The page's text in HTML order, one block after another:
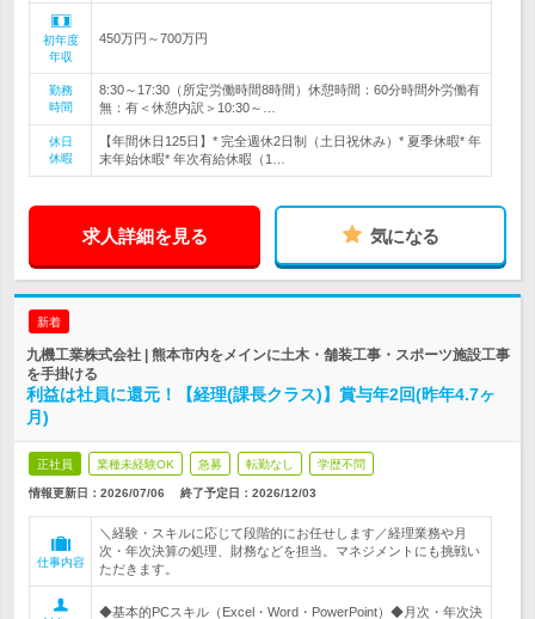
初年度
年収
450万円～700万円
勤務
時間
8:30～17:30（所定労働時間8時間）休憩時間：60分時間外労働有
無：有＜休憩内訳＞10:30～…
休日
休暇
【年間休日125日】* 完全週休2日制（土日祝休み）* 夏季休暇* 年
末年始休暇* 年次有給休暇（1…
求人詳細を見る 気になる
新着
九機工業株式会社 | 熊本市内をメインに土木・舗装工事・スポーツ施設工事
を手掛ける
利益は社員に還元！【経理(課長クラス)】賞与年2回(昨年4.7ヶ
月)
正社員 業種未経験OK 急募 転勤なし 学歴不問
情報更新日：2026/07/06 終了予定日： 2026/12/03
仕事内容
＼経験・スキルに応じて段階的にお任せします／経理業務や月
次・年次決算の処理、財務などを担当。マネジメントにも挑戦い
ただきます。
◆基本的PCスキル（Excel・Word・PowerPoint）◆月次・年次決